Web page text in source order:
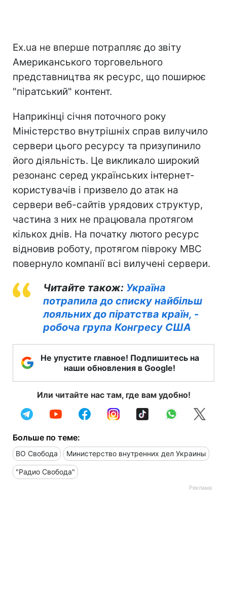
Ex.ua не вперше потрапляє до звiту
Американського торговельного
представництва як ресурс, що поширює
"пiратський" контент.
Наприкiнцi сiчня поточного року
Мiнiстерство внутрiшнiх справ вилучило
сервери цього ресурсу та призупинило
його дiяльнiсть. Це викликало широкий
резонанс серед українських iнтернет-
користувачiв i призвело до атак на
сервери веб-сайтiв урядових структур,
частина з них не працювала протягом
кiлькох днiв. На початку лютого ресурс
вiдновив роботу, протягом пiвроку МВС
повернуло компанiї всi вилученi сервери.
Читайте також: Україна
потрапила до списку найбільш
лояльних до піратства країн, -
робоча група Конгресу США
Не упустите главное! Подпишитесь на
наши обновления в Google!
Или читайте нас там, где вам удобно!
Больше по теме:
ВО Свобода Министерство внутренних дел Украины
"Радио Свобода"